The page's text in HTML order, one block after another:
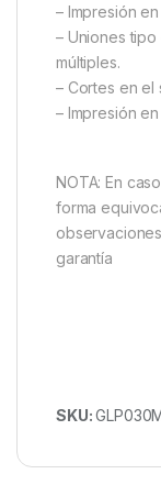
– Impresión
– Uniones
múltiples.
– Cortes en el
– Impresión
NOTA: En
forma
garantía
SKU: